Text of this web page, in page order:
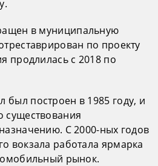
в муниципальную
по проекту
продлилась с 2018 по
построен в 1985 году, и
существования
С 2000-ных годов
вокзала работала ярмарка
рынок.